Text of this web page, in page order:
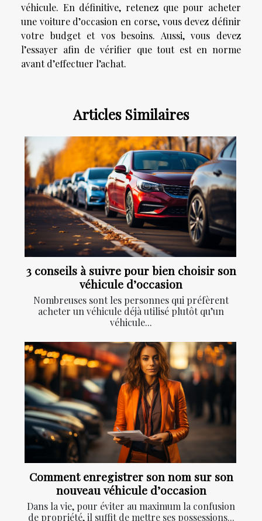
véhicule. En définitive, retenez que pour acheter
une voiture d’occasion en corse, vous devez définir
votre budget et vos besoins. Aussi, vous devez
l’essayer afin de vérifier que tout est en norme
avant d’effectuer l’achat.
Articles Similaires
3 conseils à suivre pour bien choisir son
véhicule d’occasion
Nombreuses sont les personnes qui préfèrent
acheter un véhicule déjà utilisé plutôt qu’un
véhicule...
Comment enregistrer son nom sur son
nouveau véhicule d’occasion
Dans la vie, pour éviter au maximum la confusion
de propriété, il suffit de mettre ses possessions...